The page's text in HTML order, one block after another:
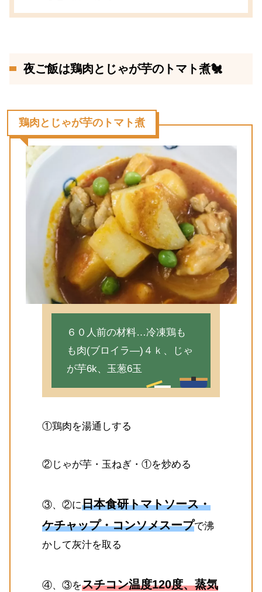
夜ご飯は鶏肉とじゃが芋のトマト煮🐔
鶏肉とじゃが芋のトマト煮
６０人前の材料…冷凍鶏も
も肉(ブロイラ―)４ｋ、じゃ
が芋6k、玉葱6玉
①鶏肉を湯通しする
②じゃが芋・玉ねぎ・①を炒める
③、②に日本食研トマトソース・
ケチャップ・コンソメスープで沸
かして灰汁を取る
④、③をスチコン温度120度、蒸気